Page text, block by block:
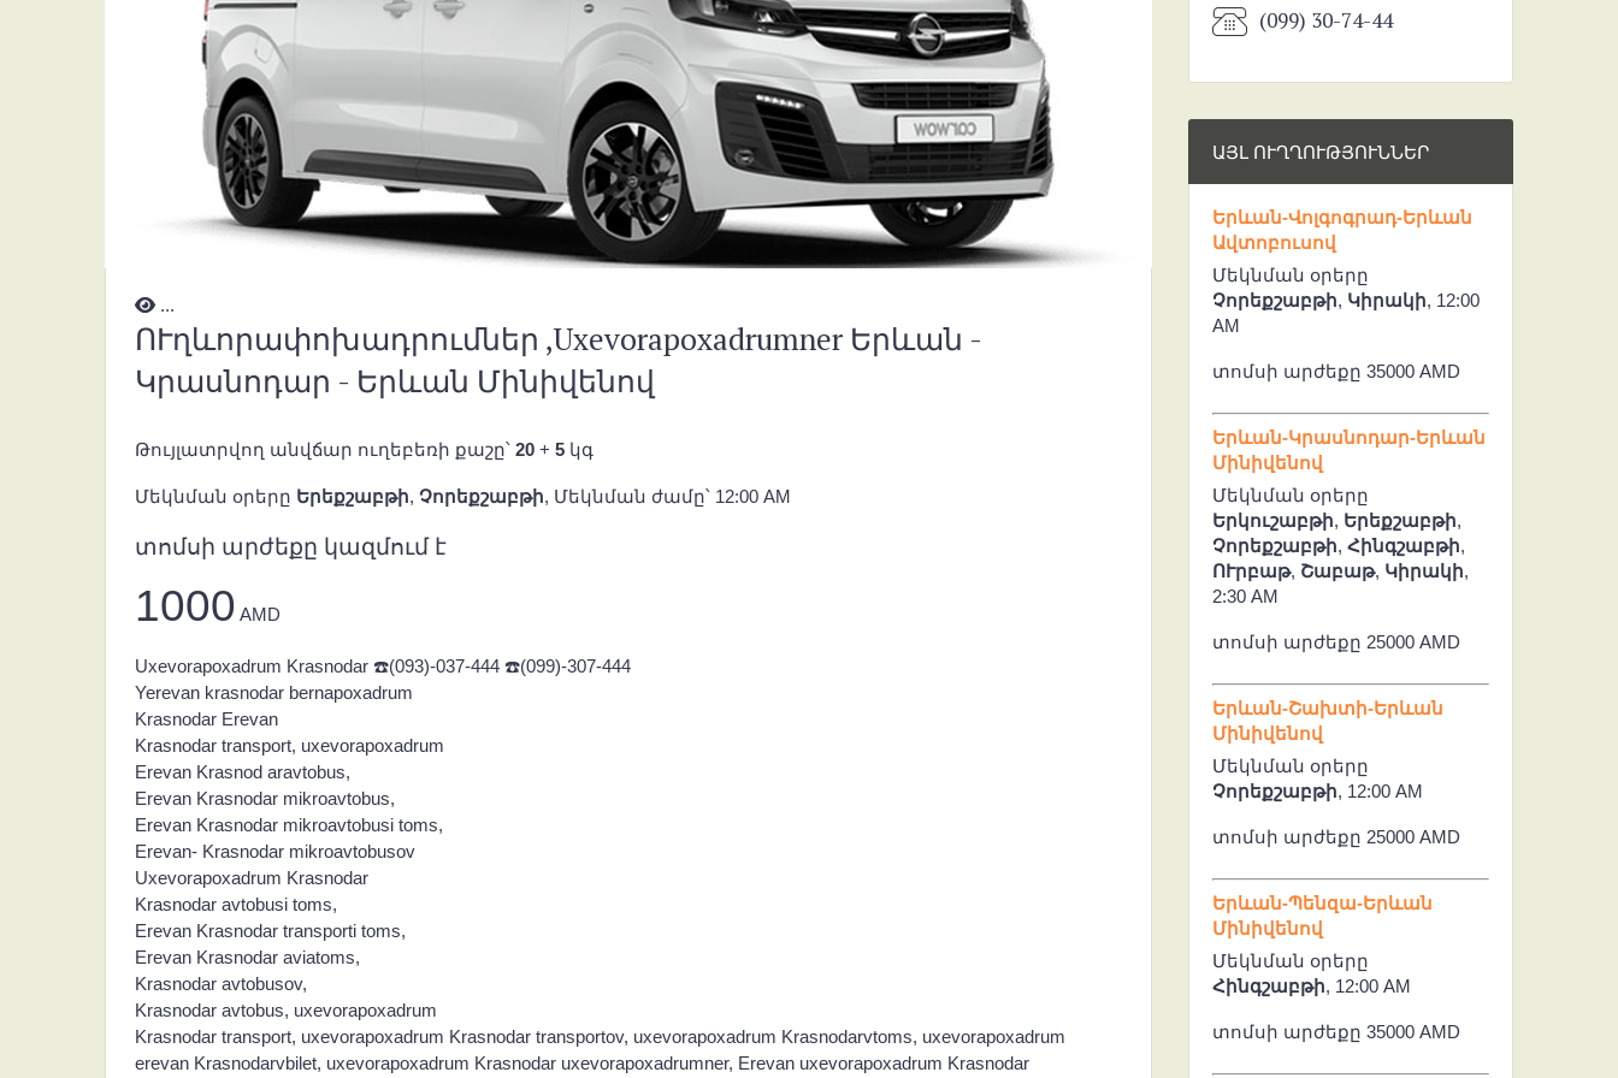
...
ՈՒղևորափոխադրումներ ,Uxevorapoxadrumner Երևան -
Կրասնոդար - Երևան Մինիվենով
Թույլատրվող անվճար ուղեբեռի քաշը՝ 20 + 5 կգ
Մեկնման օրերը Երեքշաբթի, Չորեքշաբթի, Մեկնման ժամը՝ 12:00 AM
տոմսի արժեքը կազմում է
1000 AMD
Uxevorapoxadrum Krasnodar ☎️(093)-037-444 ☎️(099)-307-444
Yerevan krasnodar bernapoxadrum
Krasnodar Erevan
Krasnodar transport, uxevorapoxadrum
Erevan Krasnod aravtobus,
Erevan Krasnodar mikroavtobus,
Erevan Krasnodar mikroavtobusi toms,
Erevan- Krasnodar mikroavtobusov
Uxevorapoxadrum Krasnodar
Krasnodar avtobusi toms,
Erevan Krasnodar transporti toms,
Erevan Krasnodar aviatoms,
Krasnodar avtobusov,
Krasnodar avtobus, uxevorapoxadrum
Krasnodar transport, uxevorapoxadrum Krasnodar transportov, uxevorapoxadrum Krasnodarvtoms, uxevorapoxadrum
erevan Krasnodarvbilet, uxevorapoxadrum Krasnodar uxevorapoxadrumner, Erevan uxevorapoxadrum Krasnodar
(099) 30-74-44
ԱՅԼ ՈՒՂՂՈՒԹՅՈՒՆՆԵՐ
Երևան-Վոլգոգրադ-Երևան
Ավտոբուսով
Մեկնման օրերը
Չորեքշաբթի, Կիրակի, 12:00
AM
տոմսի արժեքը 35000 AMD
Երևան-Կրասնոդար-Երևան
Մինիվենով
Մեկնման օրերը
Երկուշաբթի, Երեքշաբթի,
Չորեքշաբթի, Հինգշաբթի,
ՈՒրբաթ, Շաբաթ, Կիրակի,
2:30 AM
տոմսի արժեքը 25000 AMD
Երևան-Շախտի-Երևան
Մինիվենով
Մեկնման օրերը
Չորեքշաբթի, 12:00 AM
տոմսի արժեքը 25000 AMD
Երևան-Պենզա-Երևան
Մինիվենով
Մեկնման օրերը
Հինգշաբթի, 12:00 AM
տոմսի արժեքը 35000 AMD